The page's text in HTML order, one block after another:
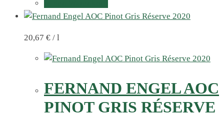
20,67 € / l
FERNAND ENGEL AOC
PINOT GRIS RÉSERVE